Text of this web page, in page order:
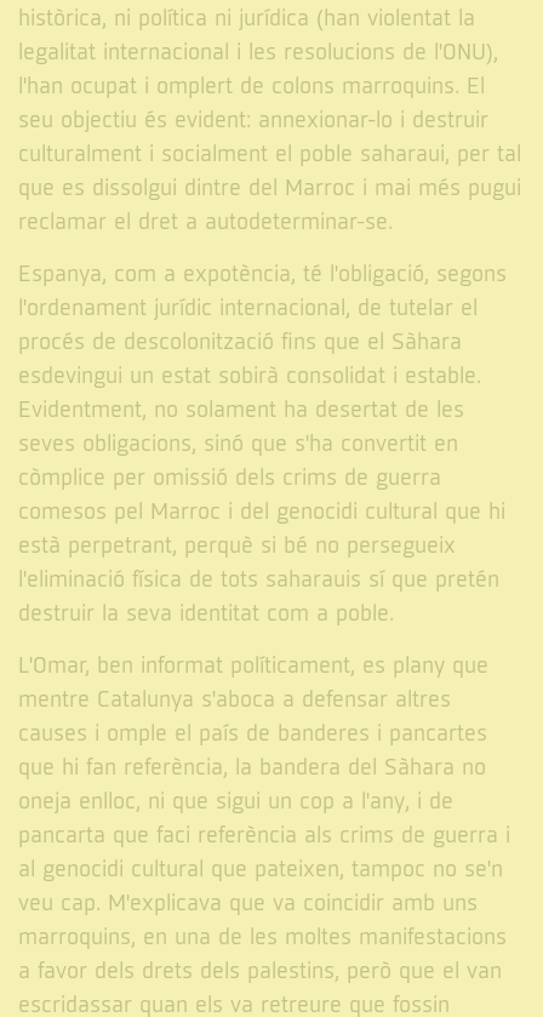
històrica, ni política ni jurídica (han violentat la
legalitat internacional i les resolucions de l'ONU),
l'han ocupat i omplert de colons marroquins. El
seu objectiu és evident: annexionar-lo i destruir
culturalment i socialment el poble saharaui, per tal
que es dissolgui dintre del Marroc i mai més pugui
reclamar el dret a autodeterminar-se.
Espanya, com a expotència, té l'obligació, segons
l'ordenament jurídic internacional, de tutelar el
procés de descolonització fins que el Sàhara
esdevingui un estat sobirà consolidat i estable.
Evidentment, no solament ha desertat de les
seves obligacions, sinó que s'ha convertit en
còmplice per omissió dels crims de guerra
comesos pel Marroc i del genocidi cultural que hi
està perpetrant, perquè si bé no persegueix
l'eliminació física de tots saharauis sí que pretén
destruir la seva identitat com a poble.
L'Omar, ben informat políticament, es plany que
mentre Catalunya s'aboca a defensar altres
causes i omple el país de banderes i pancartes
que hi fan referència, la bandera del Sàhara no
oneja enlloc, ni que sigui un cop a l'any, i de
pancarta que faci referència als crims de guerra i
al genocidi cultural que pateixen, tampoc no se'n
veu cap. M'explicava que va coincidir amb uns
marroquins, en una de les moltes manifestacions
a favor dels drets dels palestins, però que el van
escridassar quan els va retreure que fossin